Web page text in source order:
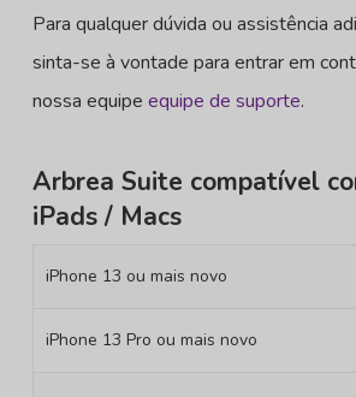
Para qualquer dúvida ou assistência
sinta-se à vontade para entrar em
nossa equipeequipe de suporte.
Arbrea Suite compatível
iPads / Macs
iPhone 13 ou mais novo
iPhone 13 Pro ou mais novo